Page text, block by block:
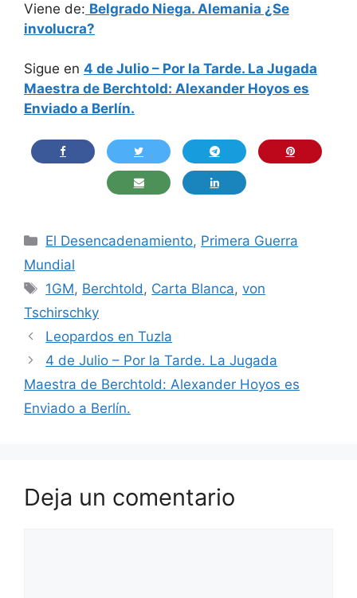
Viene de: Belgrado Niega. Alemania ¿Se
involucra?
Sigue en 4 de Julio – Por la Tarde. La Jugada
Maestra de Berchtold: Alexander Hoyos es
Enviado a Berlín.
Categorías
El Desencadenamiento, Primera Guerra
Mundial
Etiquetas
1GM, Berchtold , Carta Blanca,von
Tschirschky
Leopardos en Tuzla
4 de Julio – Por la Tarde. La Jugada
Maestra de Berchtold: Alexander Hoyos es
Enviado a Berlín.
Deja un comentario